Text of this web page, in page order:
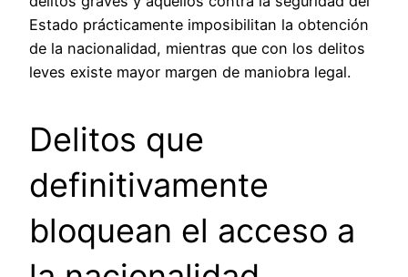
Estado prácticamente imposibilitan la obtención
de la nacionalidad, mientras que con los delitos
leves existe mayor margen de maniobra legal.
Delitos que
definitivamente
bloquean el acceso a